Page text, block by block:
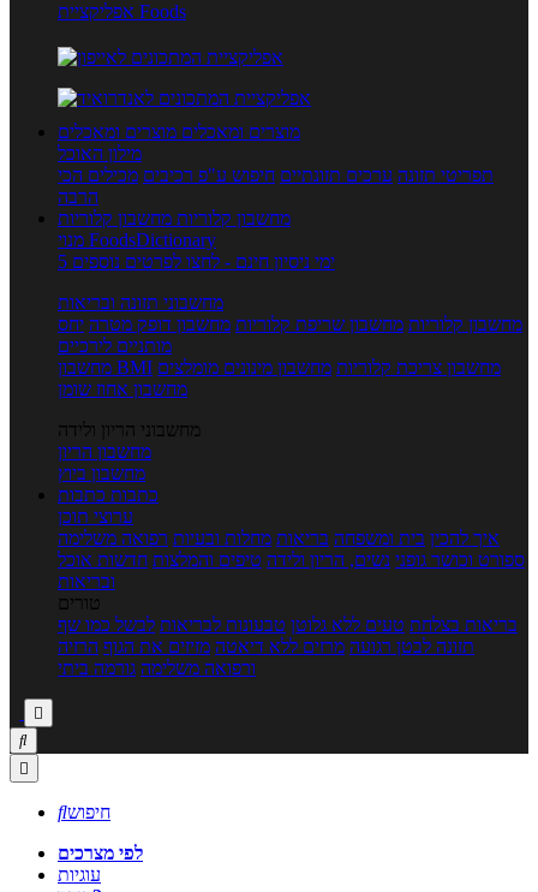
אפליקציית Foods
מוצרים ומאכלים מוצרים ומאכלים
מילון האוכל
תפריטי תזונה ערכים תזונתיים חיפוש ע"פ רכיבים מכילים הכי
הרבה
מחשבון קלוריות מחשבון קלוריות
מנוי FoodsDictionary
5 ימי ניסיון חינם - לחצו לפרטים נוספים
מחשבוני תזונה ובריאות
מחשבון קלוריות מחשבון שריפת קלוריות מחשבון דופק מטרה יחס
מותניים לירכיים
מחשבון BMI
מחשבון צריכת קלוריות מחשבון מינונים מומלצים
מחשבון אחוז שומן
מחשבוני הריון ולידה
מחשבון הריון
מחשבון ביוץ
כתבות כתבות
ערוצי תוכן
איך להכין בית ומשפחה בריאות מחלות ובעיות רפואה משלימה
ספורט וכושר גופני נשים, הריון ולידה טיפים והמלצות חדשות אוכל
ובריאות
טורים
בריאות בצלחת טעים ללא גלוטן טבעונות לבריאות לבשל כמו שף
תזונה לבטן רגועה מרזים ללא דיאטה מזיזים את הגוף הרזיה
ורפואה משלימה גורמה ביתי



חיפוש
לפי מצרכים
עוגיות